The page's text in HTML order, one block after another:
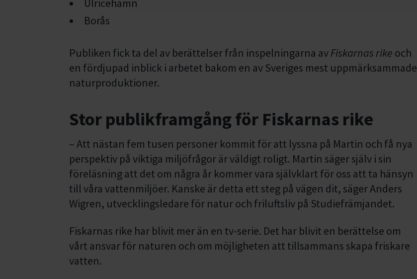
Ulricehamn
Borås
Publiken fick ta del av berättelser från inspelningarna avFiskarnas rike och
en fördjupad inblick i arbetet bakom en av Sveriges mest uppmärksammade
naturproduktioner.
Stor publikframgång för Fiskarnas rike
– Att nästan fem tusen personer kommit för att lyssna på Martin och få nya
perspektiv på viktiga miljöfrågor är väldigt roligt. Martin säger själv i sin
föreläsning att det om några år kommer vara självklart för oss att ta hänsyn
till våra vattenmiljöer. Kanske är detta ett steg på vägen dit, säger Anders
Wigren, utvecklingsledare för natur och friluftsliv på Studiefrämjandet.
Fiskarnas rike har blivit mer än en tv-serie. Det har blivit en berättelse om
vårt ansvar för naturen och om möjligheten att tillsammans skapa friskare
vatten.